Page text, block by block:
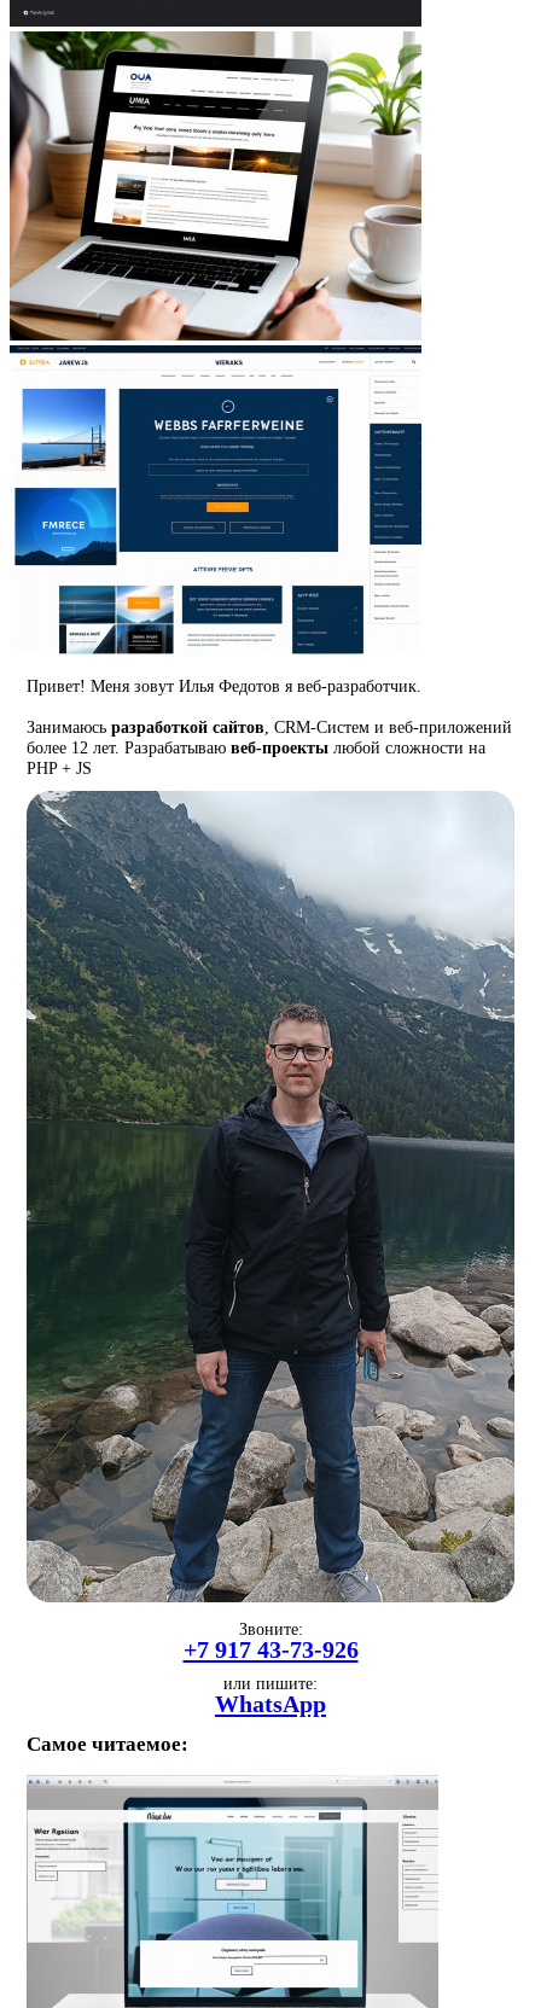
Привет! Меня зовут Илья Федотов я веб-разработчик.
Занимаюсьразработкой сайтов, CRM-Систем и веб-приложений
более 12 лет. Разрабатываювеб-проекты любой сложности на
PHP + JS
Звоните:
+7 917 43-73-926
или пишите:
WhatsApp
Самое читаемое: